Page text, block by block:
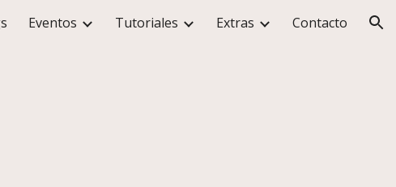
Eventos Tutoriales Extras Contacto